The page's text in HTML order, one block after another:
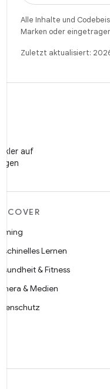
Alle Inhalte und
Marken oder
Zuletzt aktualisiert:
auf
Lernen
& Fitness
& Medien